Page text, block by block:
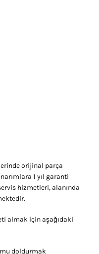
orijinal parça
1 yıl garanti
hizmetleri, alanında
almak için aşağıdaki
doldurmak